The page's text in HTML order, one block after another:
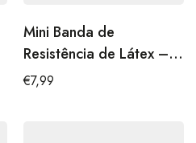
Mini Banda de
Resistência de Látex –
X-Forte
€7,99